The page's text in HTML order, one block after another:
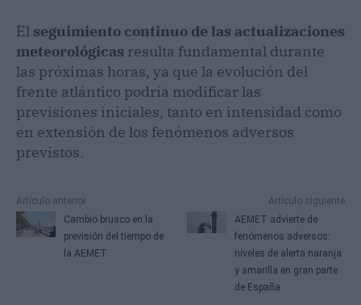
El seguimiento continuo de las actualizaciones
meteorológicas resulta fundamental durante
las próximas horas, ya que la evolución del
frente atlántico podría modificar las
previsiones iniciales, tanto en intensidad como
en extensión de los fenómenos adversos
previstos.
Artículo anterior
Cambio brusco en la
previsión del tiempo de
la AEMET
Artículo siguiente
AEMET advierte de
fenómenos adversos:
niveles de alerta naranja
y amarilla en gran parte
de España